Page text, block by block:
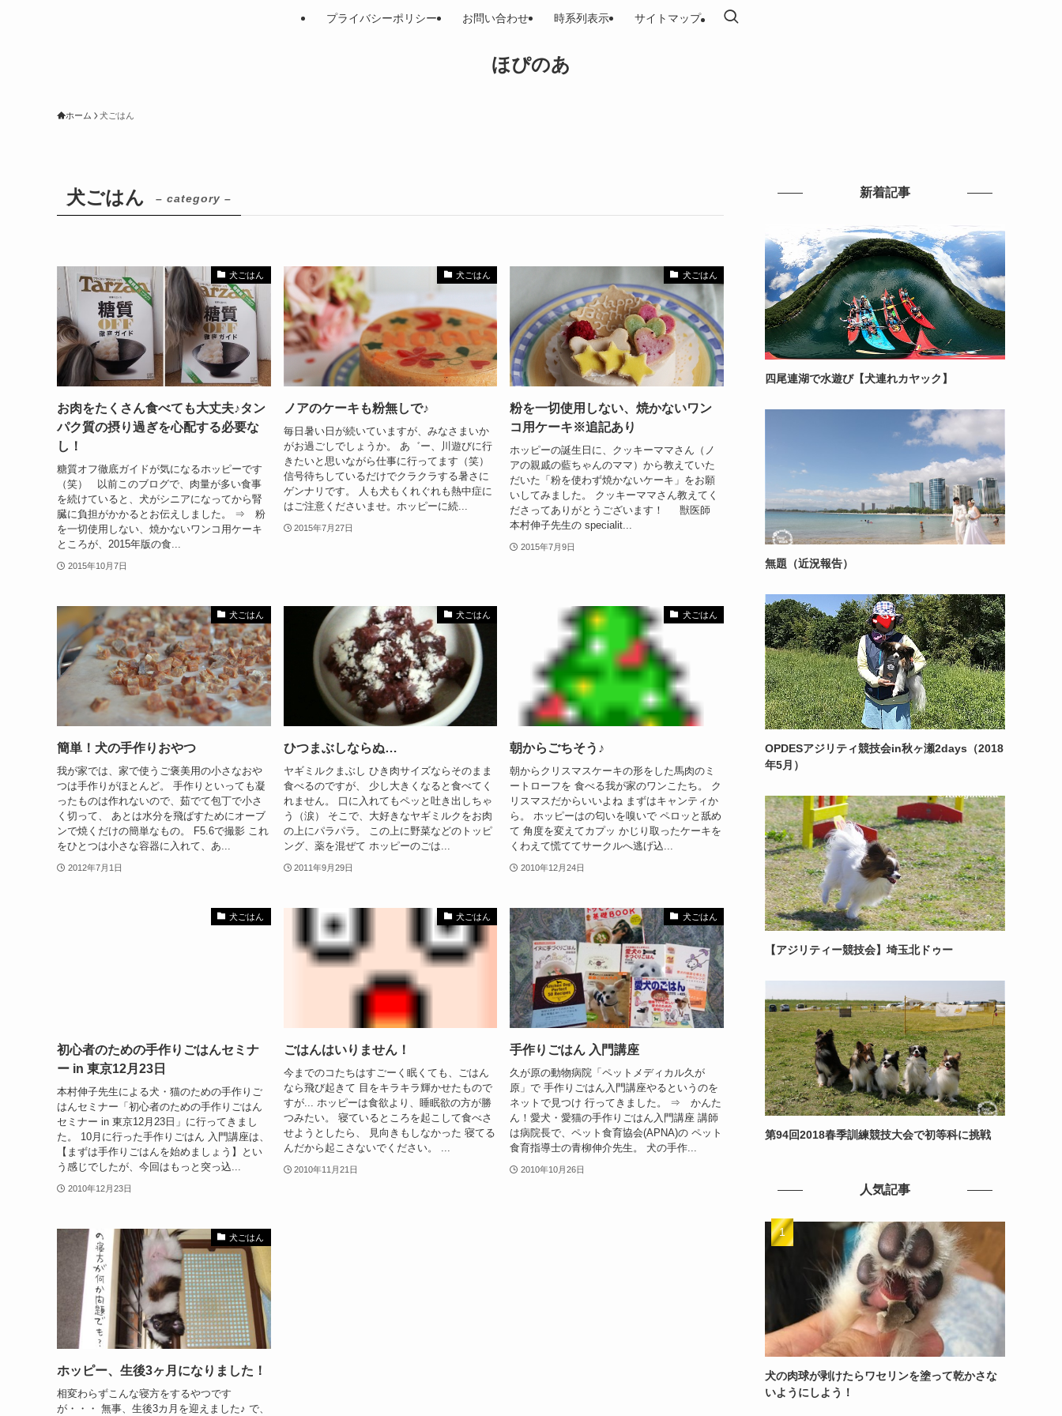
ほぴのあ
プライバシーポリシー お問い合わせ 時系列表示 サイトマップ
ホーム 犬ごはん
犬ごはん – category –
犬ごはん
お肉をたくさん食べても大丈夫♪タン
パク質の摂り過ぎを心配する必要な
し！
糖質オフ徹底ガイドが気になるホッピーです
（笑） 以前このブログで、肉量が多い食事
を続けていると、犬がシニアになってから腎
臓に負担がかかるとお伝えしました。 ⇒ 粉
を一切使用しない、焼かないワンコ用ケーキ
ところが、2015年版の食...
2015年10月7日
犬ごはん
ノアのケーキも粉無しで♪
毎日暑い日が続いていますが、みなさまいか
がお過ごしでしょうか。 あ゛ー、川遊びに行
きたいと思いながら仕事に行ってます（笑）
信号待ちしているだけでクラクラする暑さに
ゲンナリです。 人も犬もくれぐれも熱中症に
はご注意くださいませ。ホッピーに続...
2015年7月27日
犬ごはん
粉を一切使用しない、焼かないワン
コ用ケーキ※追記あり
ホッピーの誕生日に、クッキーママさん（ノ
アの親戚の藍ちゃんのママ）から教えていた
だいた「粉を使わず焼かないケーキ」をお願
いしてみました。 クッキーママさん教えてく
ださってありがとうございます！ 獣医師
本村伸子先生の specialit...
2015年7月9日
犬ごはん
簡単！犬の手作りおやつ
我が家では、家で使うご褒美用の小さなおや
つは手作りがほとんど。 手作りといっても凝
ったものは作れないので、茹でて包丁で小さ
く切って、 あとは水分を飛ばすためにオーブ
ンで焼くだけの簡単なもの。 F5.6で撮影 これ
をひとつは小さな容器に入れて、あ...
2012年7月1日
犬ごはん
ひつまぶしならぬ…
ヤギミルクまぶし ひき肉サイズならそのまま
食べるのですが、 少し大きくなると食べてく
れません。 口に入れてもペッと吐き出しちゃ
う（涙） そこで、大好きなヤギミルクをお肉
の上にパラパラ。 この上に野菜などのトッピ
ング、薬を混ぜて ホッピーのごは...
2011年9月29日
犬ごはん
朝からごちそう♪
朝からクリスマスケーキの形をした馬肉のミ
ートローフを 食べる我が家のワンこたち。 ク
リスマスだからいいよね まずはキャンティか
ら。 ホッピーはの匂いを嗅いで ペロッと舐め
て 角度を変えてカプッ かじり取ったケーキを
くわえて慌ててサークルへ逃げ込...
2010年12月24日
犬ごはん
初心者のための手作りごはんセミナ
ー in 東京12月23日
本村伸子先生による犬・猫のための手作りご
はんセミナー「初心者のための手作りごはん
セミナー in 東京12月23日」に行ってきまし
た。 10月に行った手作りごはん 入門講座は、
【まずは手作りごはんを始めましょう】とい
う感じでしたが、今回はもっと突っ込...
2010年12月23日
犬ごはん
ごはんはいりません！
今までのコたちはすごーく眠くても、ごはん
なら飛び起きて 目をキラキラ輝かせたもので
すが... ホッピーは食欲より、睡眠欲の方が勝
つみたい。 寝ているところを起こして食べさ
せようとしたら、 見向きもしなかった 寝てる
んだから起こさないでください。 ...
2010年11月21日
犬ごはん
手作りごはん 入門講座
久が原の動物病院「ペットメディカル久が
原」で 手作りごはん入門講座やるというのを
ネットで見つけ 行ってきました。 ⇒ かんた
ん！愛犬・愛猫の手作りごはん入門講座 講師
は病院長で、ペット食育協会(APNA)の ペット
食育指導士の青柳伸介先生。 犬の手作...
2010年10月26日
犬ごはん
ホッピー、生後3ヶ月になりました！
相変わらずこんな寝方をするやつです
が・・・ 無事、生後3カ月を迎えました♪ で、
新着記事
四尾連湖で水遊び【犬連れカヤック】
無題（近況報告）
OPDESアジリティ競技会in秋ヶ瀬2days（2018
年5月）
【アジリティー競技会】埼玉北ドゥー
第94回2018春季訓練競技大会で初等科に挑戦
人気記事
犬の肉球が剥けたらワセリンを塗って乾かさな
いようにしよう！